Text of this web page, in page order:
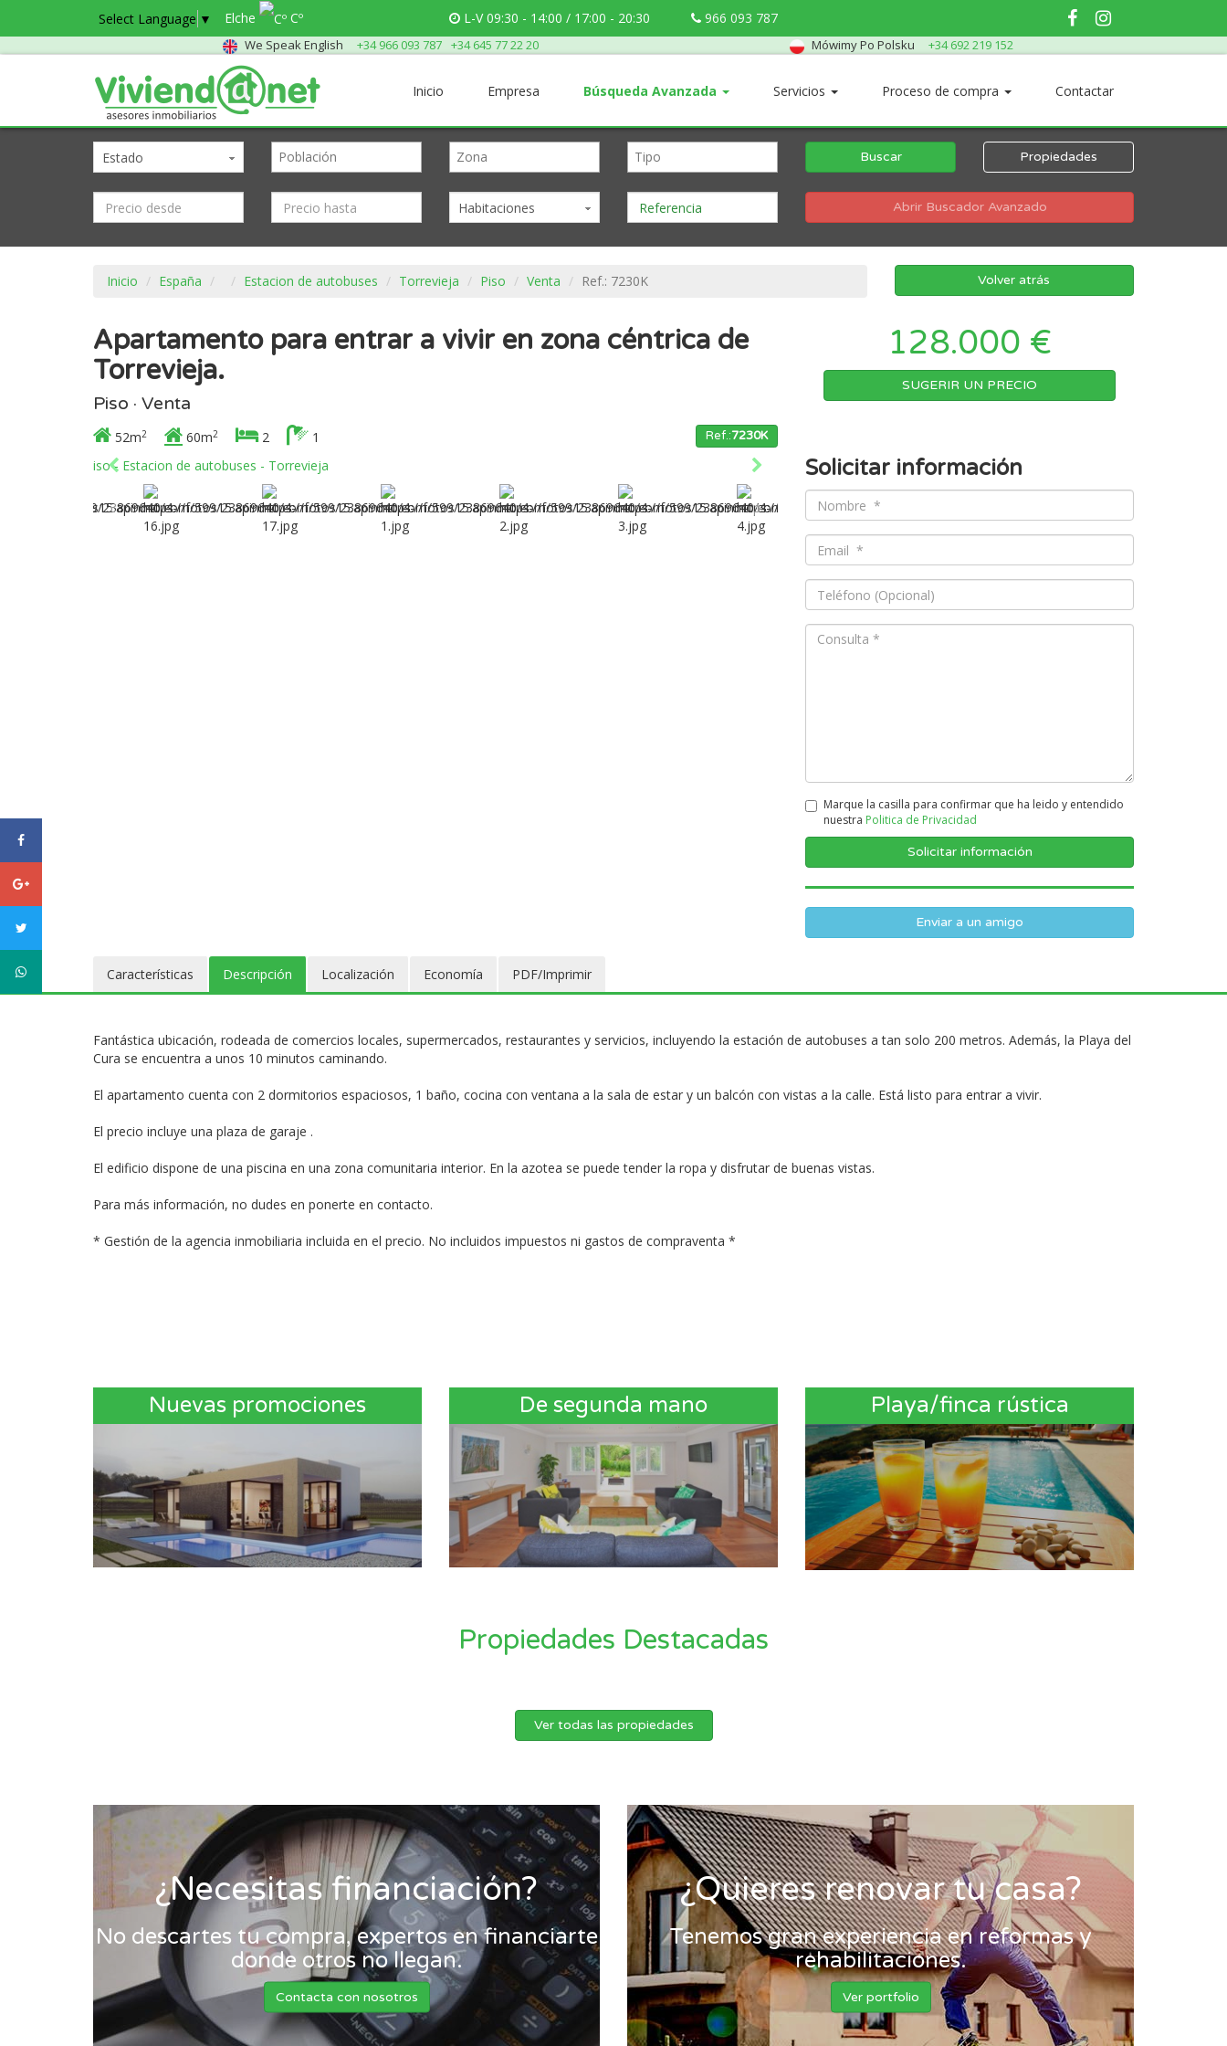
Select Language ▼ Elche Cº L-V 09:30 - 14:00 / 17:00 - 20:30 966 093 787
We Speak English +34 966 093 787 +34 645 77 22 20 Mówimy Po Polsku +34 692 219 152
Inicio Empresa Búsqueda Avanzada Servicios Proceso de compra Contactar
Estado
Habitaciones
Buscar Propiedades
Abrir Buscador Avanzado
Inicio España Estacion de autobuses Torrevieja Piso Venta Ref.: 7230K Volver atrás
Apartamento para entrar a vivir en zona céntrica de
Torrevieja.
Piso · Venta
52m2 60m2 2 1 Ref.:7230K
128.000 €
SUGERIR UN PRECIO
Solicitar información
Marque la casilla para confirmar que ha leido y entendido
nuestra Politica de Privacidad
Enviar a un amigo
Características Descripción Localización Economía PDF/Imprimir
Fantástica ubicación, rodeada de comercios locales, supermercados, restaurantes y servicios, incluyendo la estación de autobuses a tan solo 200 metros. Además, la Playa del
Cura se encuentra a unos 10 minutos caminando.
El apartamento cuenta con 2 dormitorios espaciosos, 1 baño, cocina con ventana a la sala de estar y un balcón con vistas a la calle. Está listo para entrar a vivir.
El precio incluye una plaza de garaje .
El edificio dispone de una piscina en una zona comunitaria interior. En la azotea se puede tender la ropa y disfrutar de buenas vistas.
Para más información, no dudes en ponerte en contacto.
* Gestión de la agencia inmobiliaria incluida en el precio. No incluidos impuestos ni gastos de compraventa *
Nuevas promociones De segunda mano Playa/finca rústica
Propiedades Destacadas
Ver todas las propiedades
¿Necesitas financiación?
No descartes tu compra, expertos en financiarte
donde otros no llegan.
Contacta con nosotros
¿Quieres renovar tu casa?
Tenemos gran experiencia en reformas y
rehabilitaciones.
Ver portfolio
facebook
Google
twitter
WhatsApp